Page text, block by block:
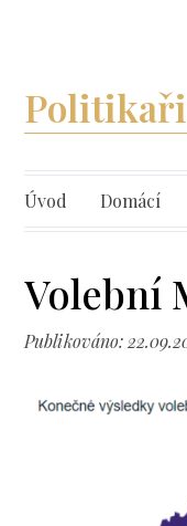
Úvod Domácí
Volební
Publikováno: